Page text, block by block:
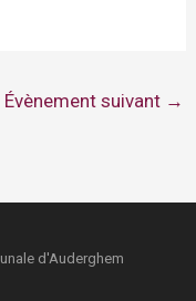
Évènement suivant →
d'Auderghem